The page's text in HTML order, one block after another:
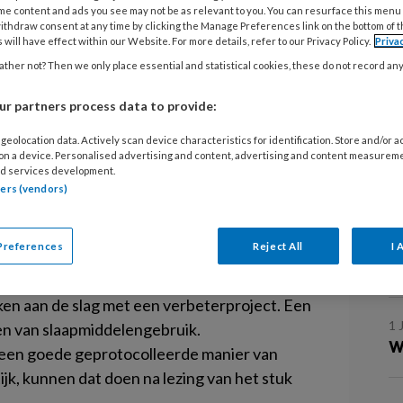
uitkomsten van kansen in begrijpelijke
bespreekt Trudy van der Weijden hoe bij
een grote rol speelt. De
haar bemoeienis met hart- en
belangrijke taak.
om familiaire hypercholesterolemie
Hoewel documentatiemateriaal is
aantal nieuw gemelde gevallen nogal
betrokken bij controles van patiënten
De praktijkondersteuner heeft echter
opsporen.
aan de slag met een verbeterproject. Een
van slaapmiddelengebruik.
goede geprotocolleerde manier van
kunnen dat doen na lezing van het stuk
1
1
1
content and ads you see may not be as relevant to you. You can resurface this
consent at any time by clicking the Manage Preferences link on the bottom of
will have effect within our Website. For more details, refer to our Privacy Policy.
not? Then we only place essential and statistical cookies, these do not record
partners process data to provide:
data. Actively scan device characteristics for identification. Store and/or
a device. Personalised advertising and content, advertising and content
services development.
(vendors)
Reject All I